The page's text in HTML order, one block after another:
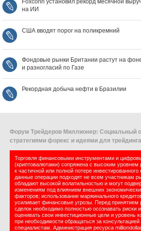
Foxconn установил рекорд месячной
на ИИ
США вводят порог на поликремний
Фондовые рынки Британии растут на
и разногласий по Газе
Рекордная добыча нефти в Бразилии
Форум Трейдеров Миллионер: Социальный
стратегиями форекс и идеями для
Торговля финансовыми инструментами и
(криптовалютами) сопряжена с высоким уровнем
к частичной или полной потере инвестированного
данные операции подходят не всем участникам
обладают высокой волатильностью и могут
изменениям под влиянием внешних
факторов; использование маржинального
усиливает финансовые угрозы. Перед
сделок необходимо полностью осознавать риски
оценивать свои инвестиционные цели и уровень
при необходимости обращаться за
специалистам. Администрация ресурса